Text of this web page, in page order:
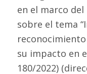
en el marco
sobre el tema
su impacto en
180/2022)